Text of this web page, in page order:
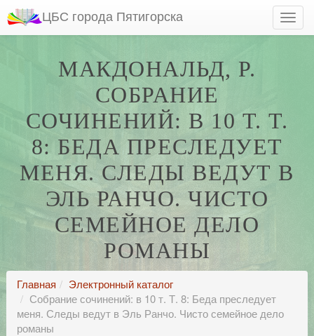
ЦБС города Пятигорска
МАКДОНАЛЬД, Р.
СОБРАНИЕ
СОЧИНЕНИЙ: В 10 Т. Т.
8: БЕДА ПРЕСЛЕДУЕТ
МЕНЯ. СЛЕДЫ ВЕДУТ В
ЭЛЬ РАНЧО. ЧИСТО
СЕМЕЙНОЕ ДЕЛО
РОМАНЫ
Главная
Электронный каталог
Собрание сочинений: в 10 т. Т. 8: Беда преследует
меня. Следы ведут в Эль Ранчо. Чисто семейное дело
романы